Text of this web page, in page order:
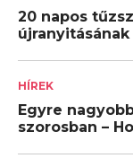
20 napos
HÍREK
Egyre
szorosban –